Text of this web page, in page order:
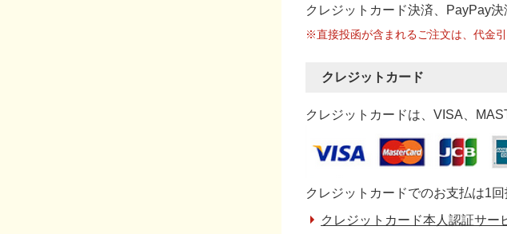
クレジットカード決済、PayPay決
※直接投函が含まれるご注文は、代金
クレジットカード
クレジットカードは、VISA、
クレジットカードでのお支払は1
クレジットカード本人認証サー